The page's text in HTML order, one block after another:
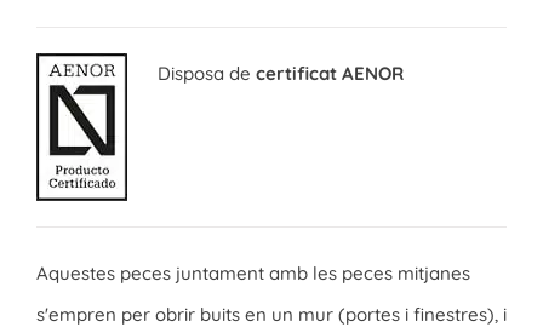
Disposa de certificat AENOR
Aquestes peces juntament amb les peces mitjanes
s'empren per obrir buits en un mur (portes i finestres), i